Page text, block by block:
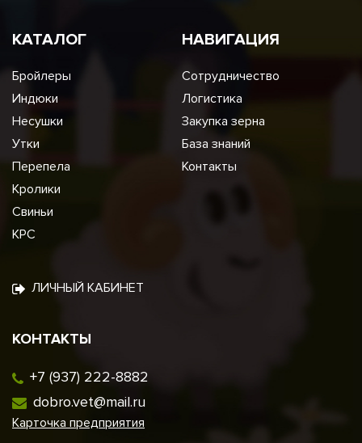
КАТАЛОГ
Бройлеры
Индюки
Несушки
Утки
Перепела
Кролики
Свиньи
КРС
НАВИГАЦИЯ
Сотрудничество
Логистика
Закупка зерна
База знаний
Контакты
ЛИЧНЫЙ КАБИНЕТ
КОНТАКТЫ
+7 (937) 222-8882
dobro.vet@mail.ru
Карточка предприятия